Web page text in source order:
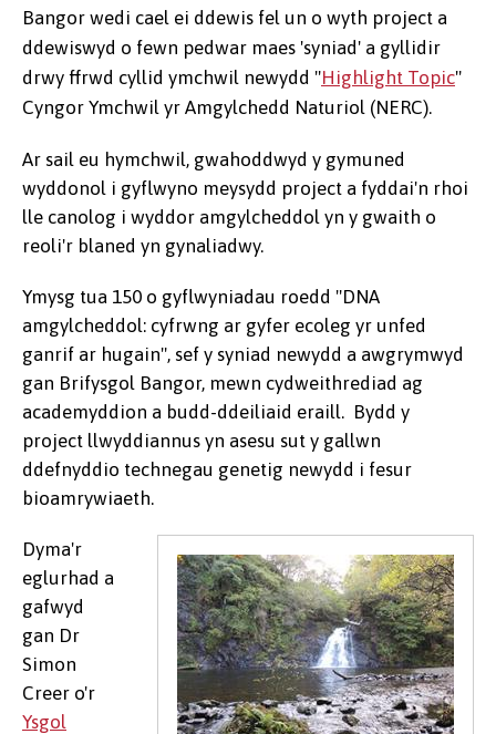
Bangor wedi cael ei ddewis fel un o wyth project a
ddewiswyd o fewn pedwar maes 'syniad' a gyllidir
drwy ffrwd cyllid ymchwil newydd "Highlight Topic"
Cyngor Ymchwil yr Amgylchedd Naturiol (NERC).
Ar sail eu hymchwil, gwahoddwyd y gymuned
wyddonol i gyflwyno meysydd project a fyddai'n rhoi
lle canolog i wyddor amgylcheddol yn y gwaith o
reoli'r blaned yn gynaliadwy.
Ymysg tua 150 o gyflwyniadau roedd "DNA
amgylcheddol: cyfrwng ar gyfer ecoleg yr unfed
ganrif ar hugain", sef y syniad newydd a awgrymwyd
gan Brifysgol Bangor, mewn cydweithrediad ag
academyddion a budd-ddeiliaid eraill. Bydd y
project llwyddiannus yn asesu sut y gallwn
ddefnyddio technegau genetig newydd i fesur
bioamrywiaeth.
Dyma'r
eglurhad a
gafwyd
gan Dr
Simon
Creer o'r
Ysgol